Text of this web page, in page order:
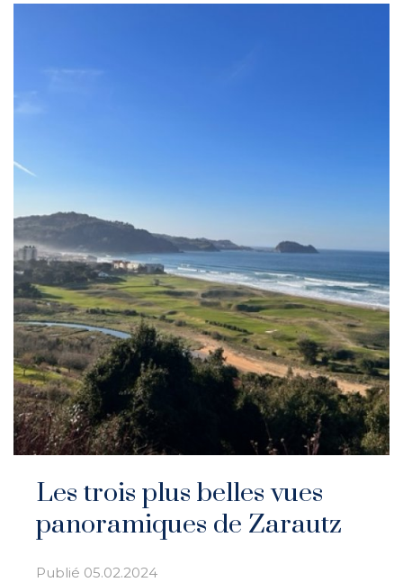
Les trois plus belles vues
panoramiques de Zarautz
Publié 05.02.2024